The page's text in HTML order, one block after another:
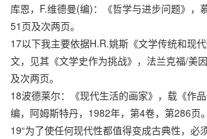
库恩，F.维德曼(编)：《哲学与进步问题》，
51页及次两页。
17以下我主要依据H.R.姚斯《文学传统和现
文，见其《文学史作为挑战》，法兰克福/美
及次两页。
18波德莱尔：《现代生活的画家》，载《作
编，阿姆斯特丹，1982年，第4卷，第286页。
19“为了使任何现代性都值得变成古典性，必